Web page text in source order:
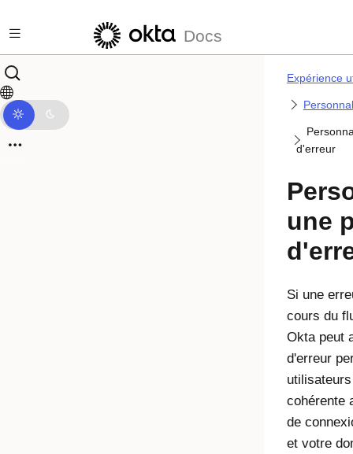
Docs
Expérience
d'erreur
une
Si une
cours du
Okta peut
d'erreur
cohérente
de
et votre